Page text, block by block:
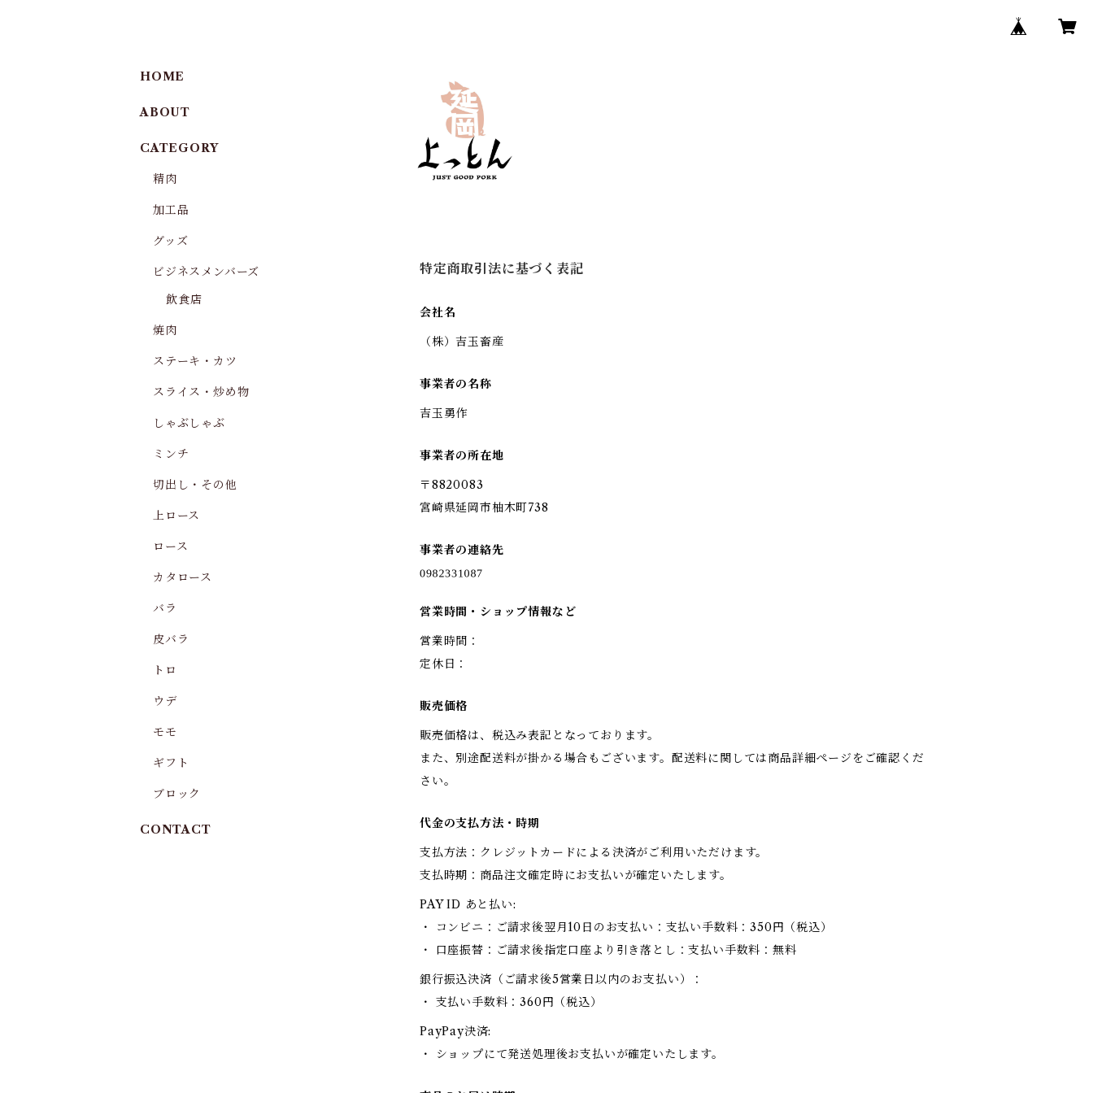
特定商取引法に基づく表記
会社名
（株）吉玉畜産
事業者の名称
吉玉勇作
事業者の所在地
〒8820083
宮崎県延岡市柚木町738
事業者の連絡先
営業時間・ショップ情報など
営業時間：
定休日：
販売価格
販売価格は、税込み表記となっております。
また、別途配送料が掛かる場合もございます。配送料に関しては商品詳細ページをご確認くだ
さい。
代金の支払方法・時期
支払方法：クレジットカードによる決済がご利用いただけます。
支払時期：商品注文確定時にお支払いが確定いたします。
PAY ID あと払い:
・ コンビニ：ご請求後翌月10日のお支払い：支払い手数料：350円（税込）
・ 口座振替：ご請求後指定口座より引き落とし：支払い手数料：無料
銀行振込決済（ご請求後5営業日以内のお支払い）：
・ 支払い手数料：360円（税込）
PayPay決済:
・ ショップにて発送処理後お支払いが確定いたします。
HOME
ABOUT
CATEGORY
精肉
加工品
グッズ
ビジネスメンバーズ
飲食店
焼肉
ステーキ・カツ
スライス・炒め物
しゃぶしゃぶ
ミンチ
切出し・その他
上ロース
ロース
カタロース
バラ
皮バラ
トロ
ウデ
モモ
ギフト
ブロック
CONTACT